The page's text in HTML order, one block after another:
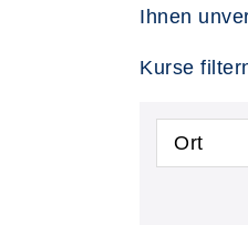
Ihnen
Kurse
Ort